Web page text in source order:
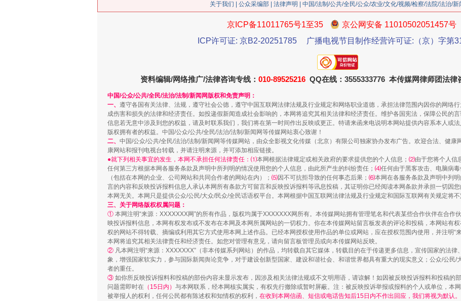
站台名比不上好声名
走近一线检察官
关于我们 公众采编部 法律声明 | 中国/法制/公共/全民/公众/农业/文化/视频/检察/法院/法治/新
京ICP备11011765号1至35
京公网安备 11010502051457号
ICP许可证: 京B2-20251785
广播电视节目制作经营许可证:（京）字第
资料编辑/网络推广/法律咨询专线： 010-89525216 QQ在线：3555333776 本传媒网律师团法律
中国/公众/公共/全民/法治/法制/新闻网版权和免责声明：
一、 遵守各国有关法律、法规，遵守社会公德，遵守中国互联网法律法规及行业规定和网络职业道德，承担法律范围内因你的网络
成伤害和损失的法律和经济责任。如投递假新闻造成社会影响的，本网将追究其相关法律和经济责任。维护各国宪法，保障公民的
信息若无意中涉及到您的权益，请及时联系我们，我们将在第一时间作出反映或更正。特请来函来电说明本网站提供内容系本人或
版权拥有者的权益。中国/公众/公共/全民/法治/法制/新闻网等传媒网站衷心致谢！
二、 中国/公众/公共/全民/法治/法制/新闻网等传媒网站，由众全影视文化传媒（北京）有限公司独家协办发布广告。欢迎合法、健康
康网站和报刊电视台转载，并请注明来源，并可添加相应链接。
●就下列相关事宜的发生，本网不承担任何法律责任：⑴本网根据法律规定或相关政府的要求提供您的个人信息； ⑵由于您将个人信
任何第三方根据本网各服务条款及声明中所列明的情况使用您的个人信息，由此所产生的纠纷责任； ⑷任何由于黑客攻击、电脑病
（包括在本网的企业、公司网站和共同合作者的网站在内）； ⑸因不可抗拒导致的任何事态后果； ⑹本网在各服务条款及声明中列
言的内容和反映投诉报料信息人承认本网所有条款方可留言和反映投诉报料等讯息投稿，其证明你已经阅读本网条款并承担一切因
本网无关。本网只是提供公众/公民/大众/民众/全民话语权平台。本网根据中国互联网法律法规及行业规定和国际互联网有关规定将不
三、关于网络版权权属问题：
① 本网注明“来源：XXXXXXX网”的所有作品，版权均属于XXXXXXX网所有。本传媒网站拥有管理笔名和代表某些合作伙伴在合作
映投诉报料信息，本网有权发布或不发布在本网及本网所属网站的一切权力。你在本传媒网站留言板发表的评论和投稿，本网站有
权的网站不得转载、摘编或利用其它方式使用本网上述作品。已经本网授权使用作品的单位或网站，应在授权范围内使用，并注明“
本网将追究其相关法律责任和经济责任。如您对管理有意见，请向留言板管理员或向本传媒网站反映。
② 凡本网注明“来源：XXXXXXX”（非本传媒系列网站）的作品，均转载自其它媒体，转载目的在于传递更多信息，宣传国家的法
象，增强国家软实力，参与国际新闻舆论竞争，对于建设创新型国家、建设和谐社会、和谐世界都具有重大的现实意义；公众/公民/
者的重任。
③ 如你所反映投诉报料和投稿的部份内容未显示发布，因涉及相关法律法规或不文明用语，请谅解！如因被反映投诉报料和投稿的
问题需即时在 （15日内） 与本网联系，经本网核实属实，有权先行撤除或暂时屏蔽。注：被反映投诉举报或报料的个人或单位，本
被举报人的权利，任何公民都有陈述权和知情权的权利， 在收到本网信函、短信或电话告知后15日内不作出回应，我们将视为默认